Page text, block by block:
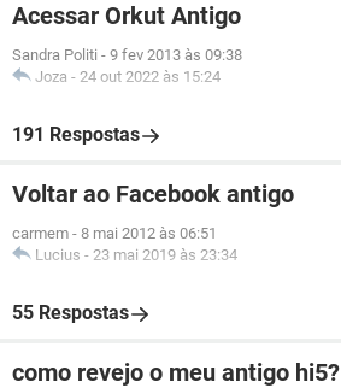
Acessar Orkut Antigo
Sandra Politi - 9 fev 2013 às 09:38
Joza - 24 out 2022 às 15:24
191 Respostas
Voltar ao Facebook antigo
carmem - 8 mai 2012 às 06:51
Lucius - 23 mai 2019 às 23:34
55 Respostas
como revejo o meu antigo hi5?